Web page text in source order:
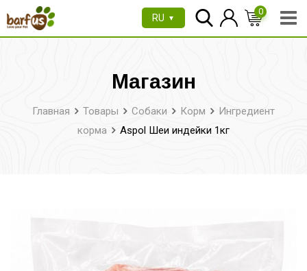
Перейти
RU ▼
0
Магазин
Главная Товары Собаки Корм
Ингредиент
корма
Aspol Шеи индейки 1кг